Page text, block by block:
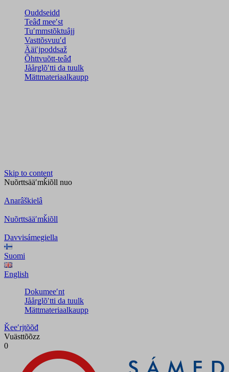
Ouddseidd
Teâđ meeʹst
Tuʹmmstõktuâjj
Vasttõsvuuʹd
Ääiʹjpoddsaž
Õhttvuõtt-teâđ
Jåårǥlõʹtti da tuulk
Mättmateriaalkaupp
Skip to content
Nuõrttsääʹmǩiõll nuo
Anarâškielâ
Nuõrttsääʹmǩiõll
Davvisámegiella
Suomi
English
Dokumeeʹnt
Jåårǥlõʹtti da tuulk
Mättmateriaalkaupp
Ǩeeʹrjtõõđ
Vuästtõõzz
0